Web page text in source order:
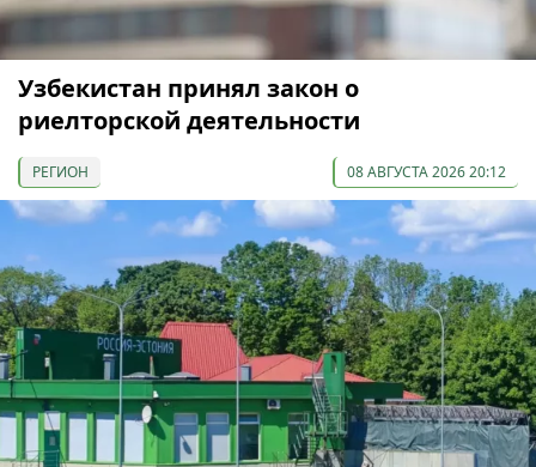
Узбекистан принял закон о
риелторской деятельности
РЕГИОН 08 АВГУСТА 2026 20:12